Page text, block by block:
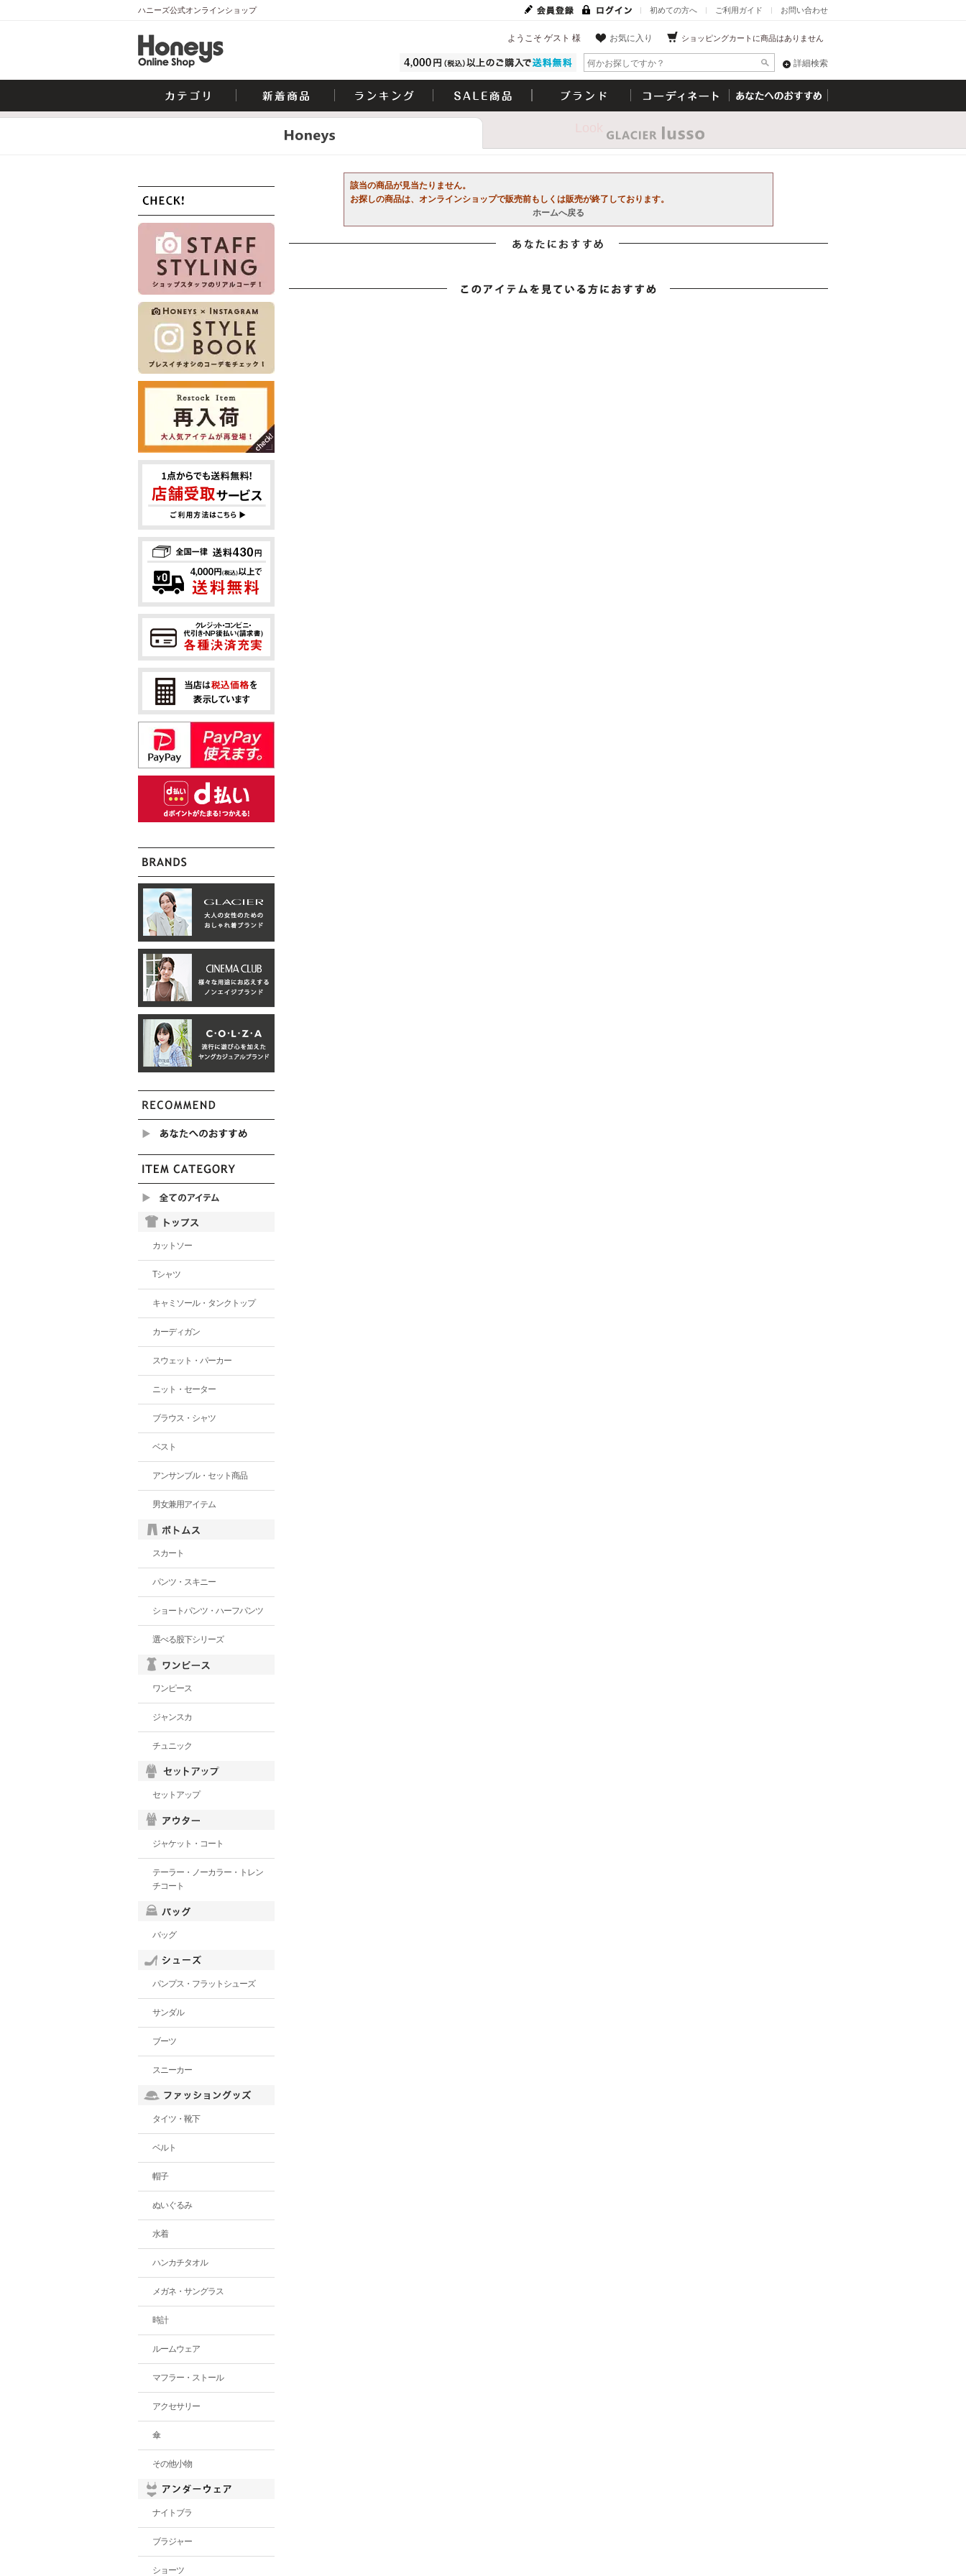
ハニーズ公式オンラインショップ お問い合わせ
ご利用ガイド
初めての方へ
ショッピングカートに商品はありません
お気に入り
ようこそ ゲスト 様
詳細検索
該当の商品が見当たりません。
お探しの商品は、オンラインショップで販売前もしくは販売が終了しております。
ホームへ戻る
カットソー
Tシャツ
キャミソール・タンクトップ
カーディガン
スウェット・パーカー
ニット・セーター
ブラウス・シャツ
ベスト
アンサンブル・セット商品
男女兼用アイテム
スカート
パンツ・スキニー
ショートパンツ・ハーフパンツ
選べる股下シリーズ
ワンピース
ジャンスカ
チュニック
セットアップ
ジャケット・コート
テーラー・ノーカラー・トレン
チコート
バッグ
パンプス・フラットシューズ
サンダル
ブーツ
スニーカー
タイツ・靴下
ベルト
帽子
ぬいぐるみ
水着
ハンカチタオル
メガネ・サングラス
時計
ルームウェア
マフラー・ストール
アクセサリー
傘
その他小物
ナイトブラ
ブラジャー
ショーツ